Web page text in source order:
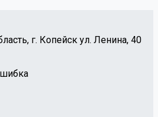
г. Копейск ул. Ленина, 40